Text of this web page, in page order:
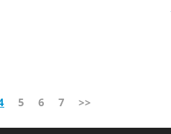
5 6 7 >>